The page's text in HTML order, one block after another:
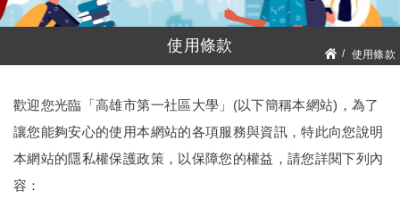
使用條款
使用條款
歡迎您光臨「高雄市第一社區大學」(以下簡稱本網站)，為了
讓您能夠安心的使用本網站的各項服務與資訊，特此向您說明
本網站的隱私權保護政策，以保障您的權益，請您詳閱下列內
容：